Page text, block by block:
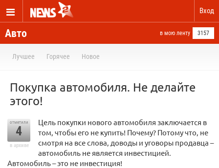
Вход
Авто в мою ленту 3157
Лучшее Горячее Новое
Покупка автомобиля. Не делайте
этого!
отметили
4
в архиве
Цель покупки нового автомобиля заключается в
том, чтобы его не купить! Почему? Потому что, не
смотря на все слова, доводы и уговоры продавца –
автомобиль не является инвестицией.
Автомобиль – это не инвестиция!